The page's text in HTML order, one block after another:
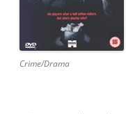
Crime/Drama